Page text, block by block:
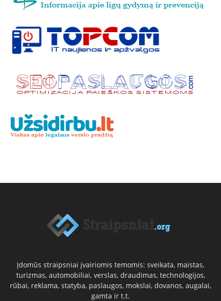
Įdomūs straipsniai įvairiomis temomis: sveikata, maistas,
turizmas, automobiliai, verslas, draudimas, technologijos,
rūbai, reklama, statyba, paslaugos, mokslai, dovanos, augalai,
gamta ir t.t.